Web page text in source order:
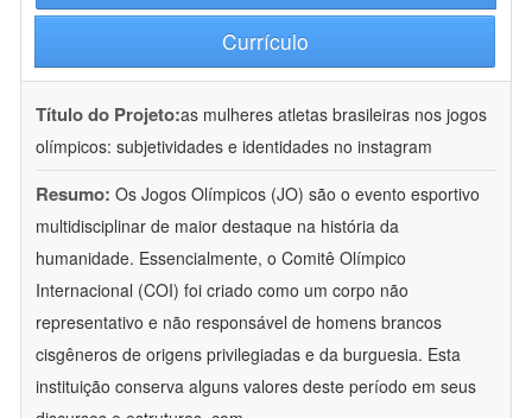
Currículo
Título do Projeto:as mulheres atletas brasileiras nos jogos
olímpicos: subjetividades e identidades no instagram
Resumo: Os Jogos Olímpicos (JO) são o evento esportivo
multidisciplinar de maior destaque na história da
humanidade. Essencialmente, o Comitê Olímpico
Internacional (COI) foi criado como um corpo não
representativo e não responsável de homens brancos
cisgêneros de origens privilegiadas e da burguesia. Esta
instituição conserva alguns valores deste período em seus